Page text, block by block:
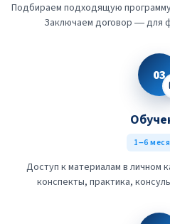
Подбираем подходящую
Заключаем договор — для
03
1–6
Доступ к материалам в личном
конспекты, практика,